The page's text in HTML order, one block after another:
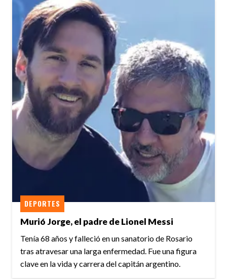
Murió Jorge, el padre de Lionel Messi
DEPORTES
Tenía 68 años y falleció en un sanatorio de Rosario
tras atravesar una larga enfermedad. Fue una figura
clave en la vida y carrera del capitán argentino.